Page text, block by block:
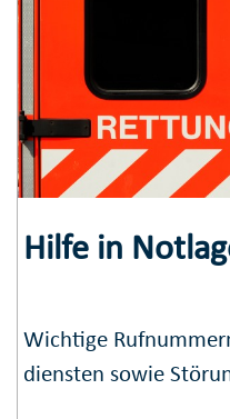
Hilfe in
Wichtige
diensten sowie